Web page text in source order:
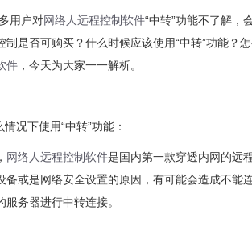
用户对网络人远程控制软件“中转”功能不了解，
制是否可购买？什么时候应该使用“中转”功能？
件 ，今天为大家一一解析。
情况下使用“中转”功能：
网络人远程控制软件是国内第一款穿透内网的远
备或是网络安全设置的原因，有可能会造成不能
服务器进行中转连接。